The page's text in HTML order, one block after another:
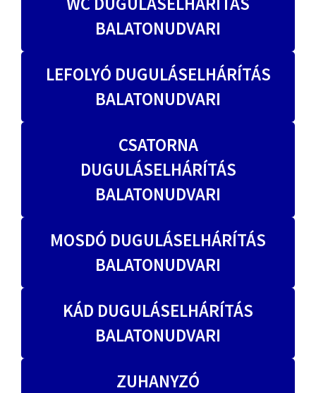
BALATONUDVARI
LEFOLYÓ DUGULÁSELHÁRÍTÁS
BALATONUDVARI
CSATORNA
DUGULÁSELHÁRÍTÁS
BALATONUDVARI
MOSDÓ DUGULÁSELHÁRÍTÁS
BALATONUDVARI
KÁD DUGULÁSELHÁRÍTÁS
BALATONUDVARI
ZUHANYZÓ